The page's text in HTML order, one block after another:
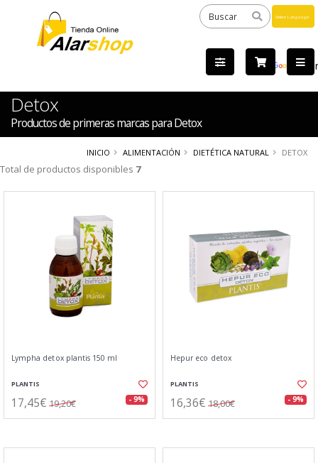
by
Detox
Productos de primeras marcas para Detox
INICIO ALIMENTACIÓN DIETÉTICA NATURAL DETOX
Total de productos disponibles 7
Lympha detox plantis 150 ml
PLANTIS
17,45€ 19,20€ - 9%
Hepur eco detox
PLANTIS
16,36€ 18,00€ - 9%